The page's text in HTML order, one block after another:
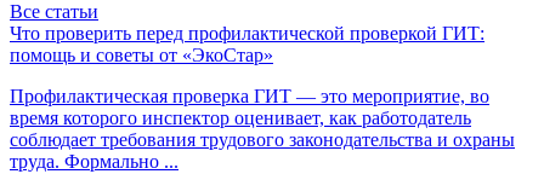
Все статьи
Что проверить перед профилактической проверкой ГИТ:
помощь и советы от «ЭкоСтар»
Профилактическая проверка ГИТ — это мероприятие, во
время которого инспектор оценивает, как работодатель
соблюдает требования трудового законодательства и охраны
труда. Формально ...